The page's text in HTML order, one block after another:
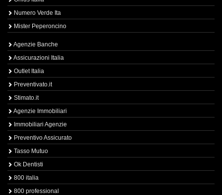
Numero Verde Ita
Mister Peperoncino
Agenzie Banche
Assicurazioni Italia
Outlet Italia
Preventivato.it
Stimato.it
Agenzie Immobiliari
Immobiliari Agenzie
Preventivo Assicurato
Tasso Mutuo
Ok Dentisti
800 italia
800 professional